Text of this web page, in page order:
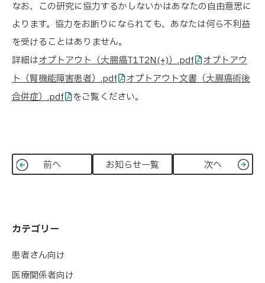
カテゴリー
患者さん向け
医療関係者向け
なお、この研究に協力するかしないかはあなたの自由意思に
よります。協力をお断りになられても、あなたは何ら不利益
を受けることはありません。
詳細はオプトアウト（大腸癌T1T2N(+)）.pdf
オプトアウ
ト（腎機能障害患者）.pdf
オプトアウト文書（大腸癌術後
合併症）.pdf
をご覧ください。
前へ お知らせ一覧 次へ